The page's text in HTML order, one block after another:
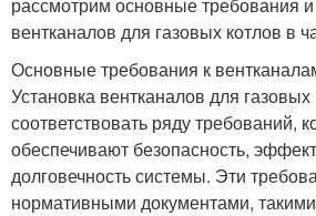
вентканалов для газовых котлов в
Основные требования к
Установка вентканалов для
соответствовать ряду требований,
обеспечивают безопасность,
долговечность системы. Эти
нормативными документами,